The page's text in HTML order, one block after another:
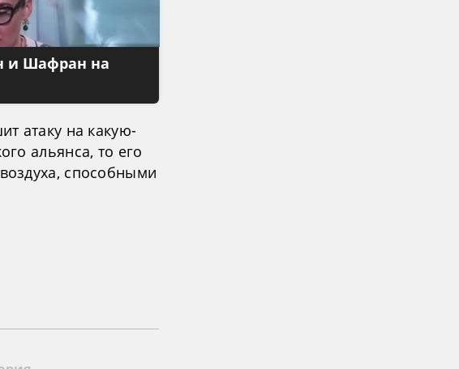
и Шафран на
атаку на какую-
альянса, то его
способными